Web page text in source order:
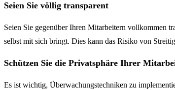
Seien Sie völlig transparent
Seien Sie gegenüber Ihren Mitarbeitern vollkommen
selbst mit sich bringt. Dies kann das Risiko von
Schützen Sie die Privatsphäre Ihrer
Es ist wichtig, Überwachungstechniken zu